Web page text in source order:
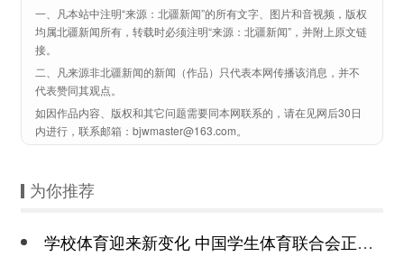
一、凡本站中注明“来源：北疆新闻”的所有文字、图片和音视频，版权
均属北疆新闻所有，转载时必须注明“来源：北疆新闻”，并附上原文链
接。
二、凡来源非北疆新闻的新闻（作品）只代表本网传播该消息，并不
代表赞同其观点。
如因作品内容、版权和其它问题需要同本网联系的，请在见网后30日
内进行，联系邮箱：bjwmaster@163.com。
为你推荐
学校体育迎来新变化 中国学生体育联合会正式成立